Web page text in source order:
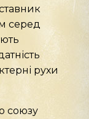
серед
рухи
союзу